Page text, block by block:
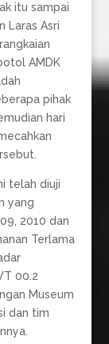
itu sampai
Laras Asri
AMDK
pihak
hari
telah diuji
yang
2010 dan
Terlama
00.2
Museum
dan tim